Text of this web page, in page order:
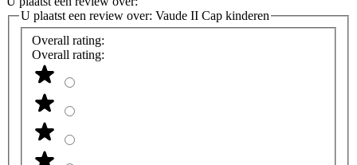
U plaatst een review over: Vaude II Cap kinderen
Overall rating:
Overall rating: